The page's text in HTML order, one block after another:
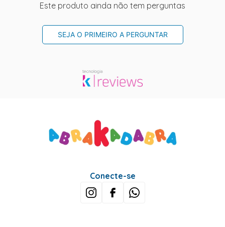
Este produto ainda não tem perguntas
SEJA O PRIMEIRO A PERGUNTAR
Conecte-se